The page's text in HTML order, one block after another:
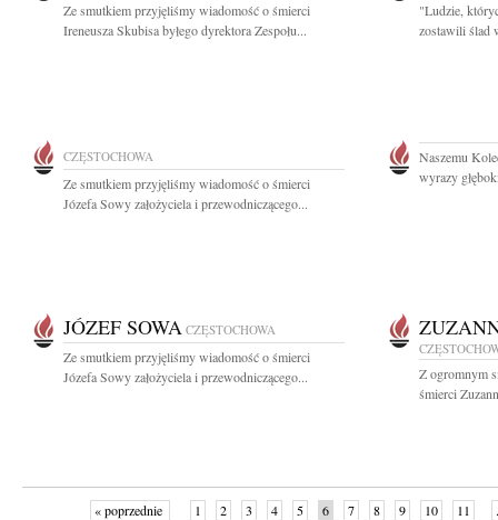
Ze smutkiem przyjęliśmy wiadomość o śmierci
Ireneusza Skubisa byłego dyrektora Zespołu...
"Ludzie,
zostawili ślad
CZĘSTOCHOWA
Ze smutkiem przyjęliśmy wiadomość o śmierci
Józefa Sowy założyciela i przewodniczącego...
Naszemu
wyrazy
JÓZEF SOWA CZĘSTOCHOWA
Ze smutkiem przyjęliśmy wiadomość o śmierci
Józefa Sowy założyciela i przewodniczącego...
Z ogromnym
śmierci
« poprzednie 1 2 3 4 5 6 7 8 9 10 11